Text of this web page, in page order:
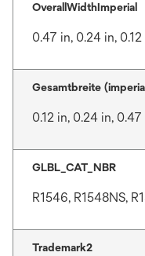
OverallWidthImperial
0.47 in, 0.24 in, 0.12
Gesamtbreite
0.12 in, 0.24 in,
GLBL_CAT_NBR
R1546, R1548NS,
Trademark2